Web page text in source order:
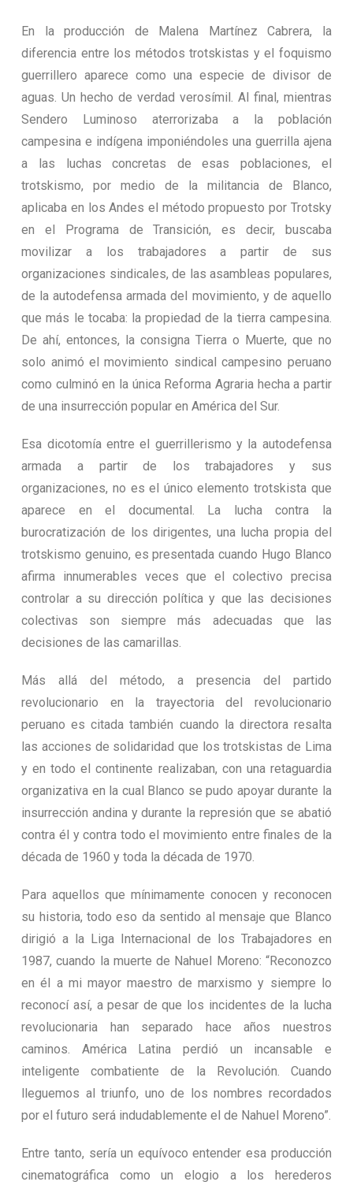
En la producción de Malena Martínez Cabrera, la
diferencia entre los métodos trotskistas y el foquismo
guerrillero aparece como una especie de divisor de
aguas. Un hecho de verdad verosímil. Al final, mientras
Sendero Luminoso aterrorizaba a la población
campesina e indígena imponiéndoles una guerrilla ajena
a las luchas concretas de esas poblaciones, el
trotskismo, por medio de la militancia de Blanco,
aplicaba en los Andes el método propuesto por Trotsky
en el Programa de Transición, es decir, buscaba
movilizar a los trabajadores a partir de sus
organizaciones sindicales, de las asambleas populares,
de la autodefensa armada del movimiento, y de aquello
que más le tocaba: la propiedad de la tierra campesina.
De ahí, entonces, la consigna Tierra o Muerte, que no
solo animó el movimiento sindical campesino peruano
como culminó en la única Reforma Agraria hecha a partir
de una insurrección popular en América del Sur.
Esa dicotomía entre el guerrillerismo y la autodefensa
armada a partir de los trabajadores y sus
organizaciones, no es el único elemento trotskista que
aparece en el documental. La lucha contra la
burocratización de los dirigentes, una lucha propia del
trotskismo genuino, es presentada cuando Hugo Blanco
afirma innumerables veces que el colectivo precisa
controlar a su dirección política y que las decisiones
colectivas son siempre más adecuadas que las
decisiones de las camarillas.
Más allá del método, a presencia del partido
revolucionario en la trayectoria del revolucionario
peruano es citada también cuando la directora resalta
las acciones de solidaridad que los trotskistas de Lima
y en todo el continente realizaban, con una retaguardia
organizativa en la cual Blanco se pudo apoyar durante la
insurrección andina y durante la represión que se abatió
contra él y contra todo el movimiento entre finales de la
década de 1960 y toda la década de 1970.
Para aquellos que mínimamente conocen y reconocen
su historia, todo eso da sentido al mensaje que Blanco
dirigió a la Liga Internacional de los Trabajadores en
1987, cuando la muerte de Nahuel Moreno: “Reconozco
en él a mi mayor maestro de marxismo y siempre lo
reconocí así, a pesar de que los incidentes de la lucha
revolucionaria han separado hace años nuestros
caminos. América Latina perdió un incansable e
inteligente combatiente de la Revolución. Cuando
lleguemos al triunfo, uno de los nombres recordados
por el futuro será indudablemente el de Nahuel Moreno”.
Entre tanto, sería un equívoco entender esa producción
cinematográfica como un elogio a los herederos